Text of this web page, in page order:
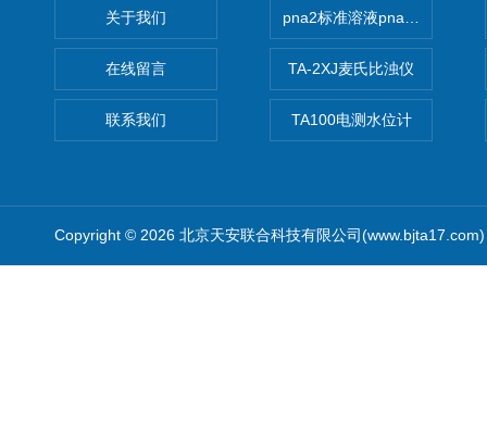
关于我们
在线留言
联系我们
pna2标准溶液pna3 pna4
TA-2XJ麦氏比浊仪
TA100电测水位计
Copyright © 2026 北京天安联合科技有限公司